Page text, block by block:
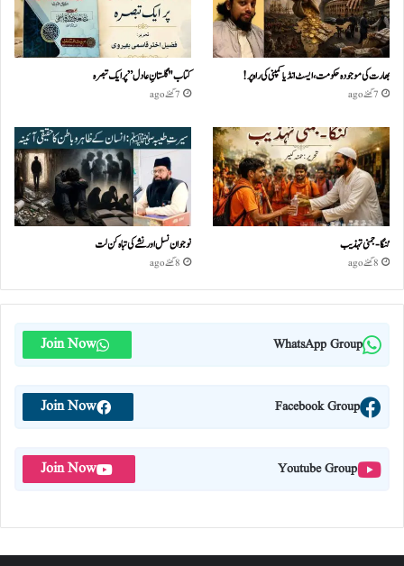
بھارت کی موجودہ حکومت،ایسٹ انڈیا کمپنی کی راہ پر!
7 گھنٹے ago
کتاب "گلستانِ عادل” پر ایک تبصرہ
7 گھنٹے ago
گنگا-جمنی تہذیب
8 گھنٹے ago
نوجوان نسل اور نشے کی تباہ کن لت
8 گھنٹے ago
WhatsApp Group
Join Now
Facebook Group
Join Now
Youtube Group
Join Now